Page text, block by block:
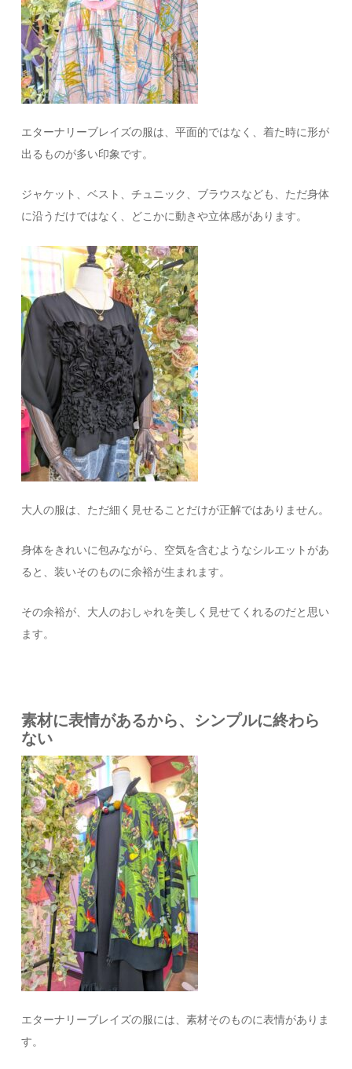
エターナリーブレイズの服は、平面的ではなく、着た時に形が
出るものが多い印象です。
ジャケット、ベスト、チュニック、ブラウスなども、ただ身体
に沿うだけではなく、どこかに動きや立体感があります。
大人の服は、ただ細く見せることだけが正解ではありません。
身体をきれいに包みながら、空気を含むようなシルエットがあ
ると、装いそのものに余裕が生まれます。
その余裕が、大人のおしゃれを美しく見せてくれるのだと思い
ます。
素材に表情があるから、シンプルに終わら
ない
エターナリーブレイズの服には、素材そのものに表情がありま
す。